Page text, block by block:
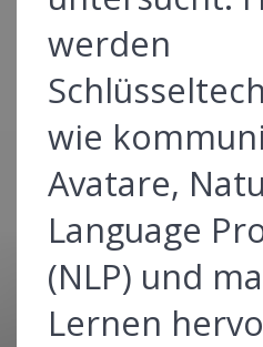
werden
wie
Avatare,
Language
(NLP) und
Lernen